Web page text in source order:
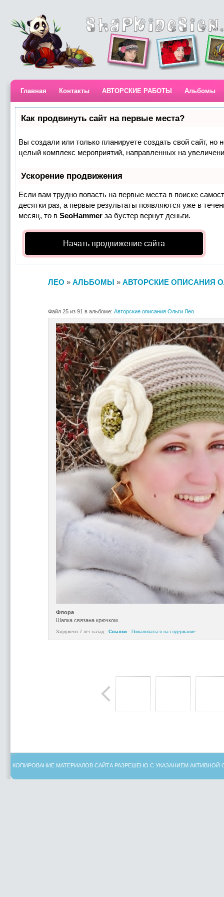
Главная Контакты АВТОРСКИЕ РАБОТЫ Альбомы
Как продвинуть сайт на первые места?
Вы создали или только планируете создать свой сайт, но
целый комплекс мероприятий, направленных на
Ускорение продвижения
Если вам трудно попасть на первые места в поиске
десятки раз, а первые результаты появляются уже в
месяц, то в SeoHammer за бустер вернут деньги.
Начать продвижение сайта
ЛЕО » АЛЬБОМЫ » АВТОРСКИЕ ОПИСАНИЯ
Файл 25 из 91 в альбоме: Авторские описания Ольги Лео.
Флора
Шапка связана крючком.
Загружено 7 лет назад - Ссылки - Пожаловаться на содержание
КОПИРОВАНИЕ МАТЕРИАЛОВ САЙТА РАЗРЕШЕНО С УКАЗАНИЕМ АКТИВНОЙ